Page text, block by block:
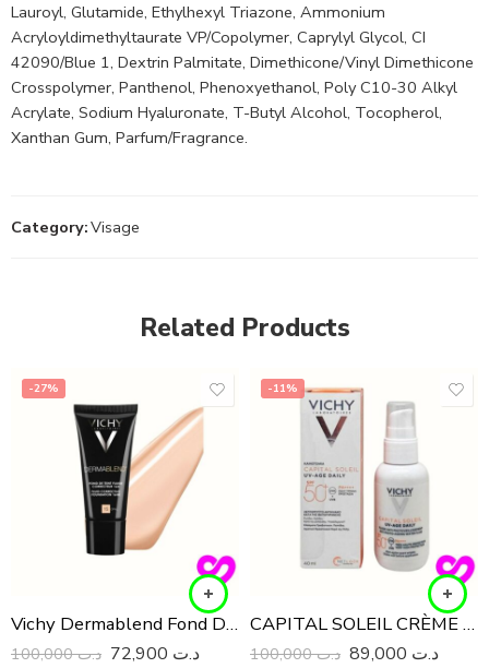
Lauroyl, Glutamide, Ethylhexyl Triazone, Ammonium
Acryloyldimethyltaurate VP/Copolymer, Caprylyl Glycol, CI
42090/Blue 1, Dextrin Palmitate, Dimethicone/Vinyl Dimethicone
Crosspolymer, Panthenol, Phenoxyethanol, Poly C10-30 Alkyl
Acrylate, Sodium Hyaluronate, T-Butyl Alcohol, Tocopherol,
Xanthan Gum, Parfum/Fragrance.
Category:Visage
Related Products
-27%
Vichy Dermablend Fond De Teint Fluide Correcteure Teinte 15 Opal, 30ML
د.ت100,000 د.ت
-11%
CAPITAL SOLEIL CRÈME SOLAIRE VISAGE UV AGE DAILY SPF50+
د.ت100,000 د.ت